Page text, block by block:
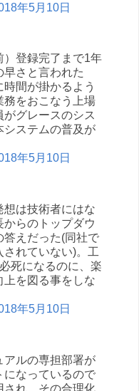
年5月10日
）登録完了まで1年
さと言われた
間が掛かるよう
務をおこなう上場
グレースのシス
システムの普及が
年5月10日
想は技術者にはな
からのトップダウ
答えだった(同社で
されていない)。工
死になるのに、楽
上を図る事をしな
年5月10日
アルの専担部署が
になっているので
され、その合理化